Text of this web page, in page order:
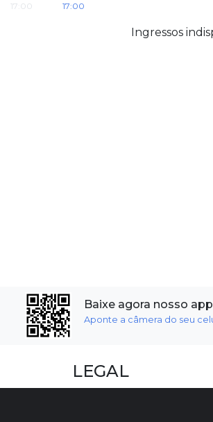
17:00
17:00
Ingressos
Baixe agora nosso app
Aponte a câmera do seu
LEGAL